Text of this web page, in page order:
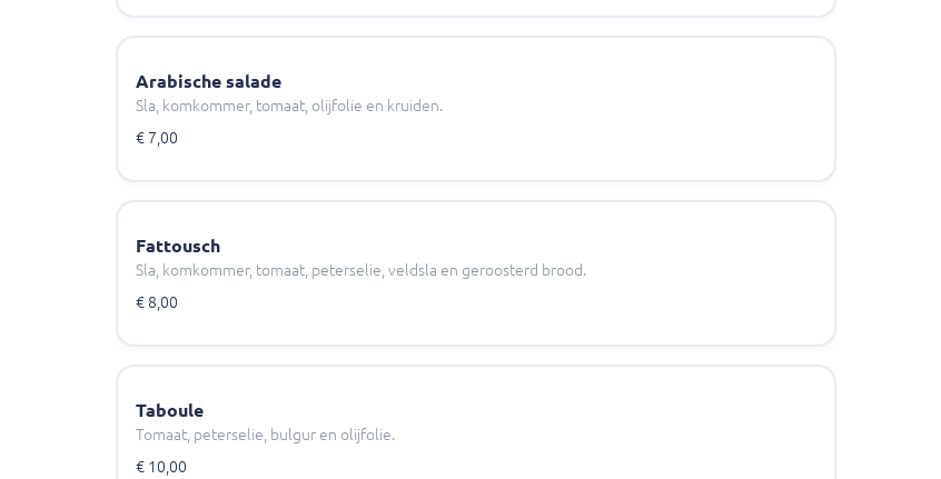
Arabische salade
Sla, komkommer, tomaat, olijfolie en kruiden.
€ 7,00
Fattousch
Sla, komkommer, tomaat, peterselie, veldsla en geroosterd brood.
€ 8,00
Taboule
Tomaat, peterselie, bulgur en olijfolie.
€ 10,00